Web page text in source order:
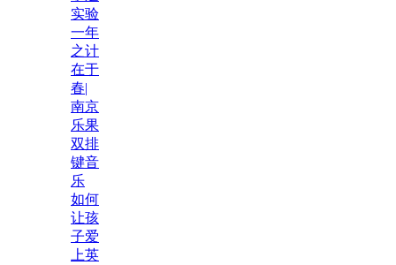
实验
一年
之计
在于
春|
南京
乐果
双排
键音
乐
如何
让孩
子爱
上英